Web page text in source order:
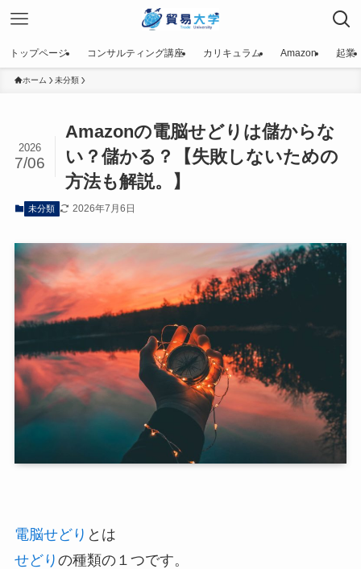
トップページ コンサルティング講座 カリキュラム Amazon 起業
ホーム 未分類
Amazonの電脳せどりは儲からな
い？儲かる？【失敗しないための
方法も解説。】
2026
7/06
未分類 2026年7月6日
電脳せどり とは
せどり の種類の１つです。